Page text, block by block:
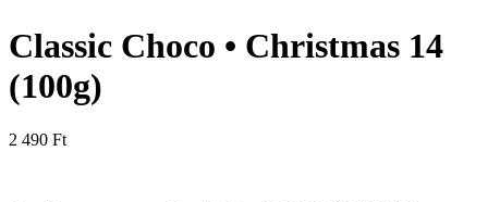
Classic Choco • Christmas 14
(100g)
2 490 Ft